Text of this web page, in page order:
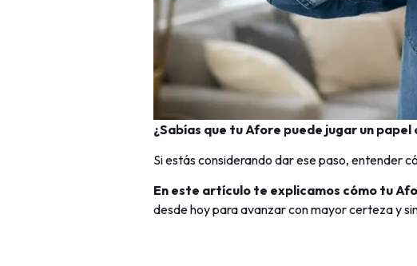
¿Sabías que tu Afore puede jugar un
Si estás considerando dar ese paso, entender
En este artículo te explicamos cómo tu
desde hoy para avanzar con mayor certeza y